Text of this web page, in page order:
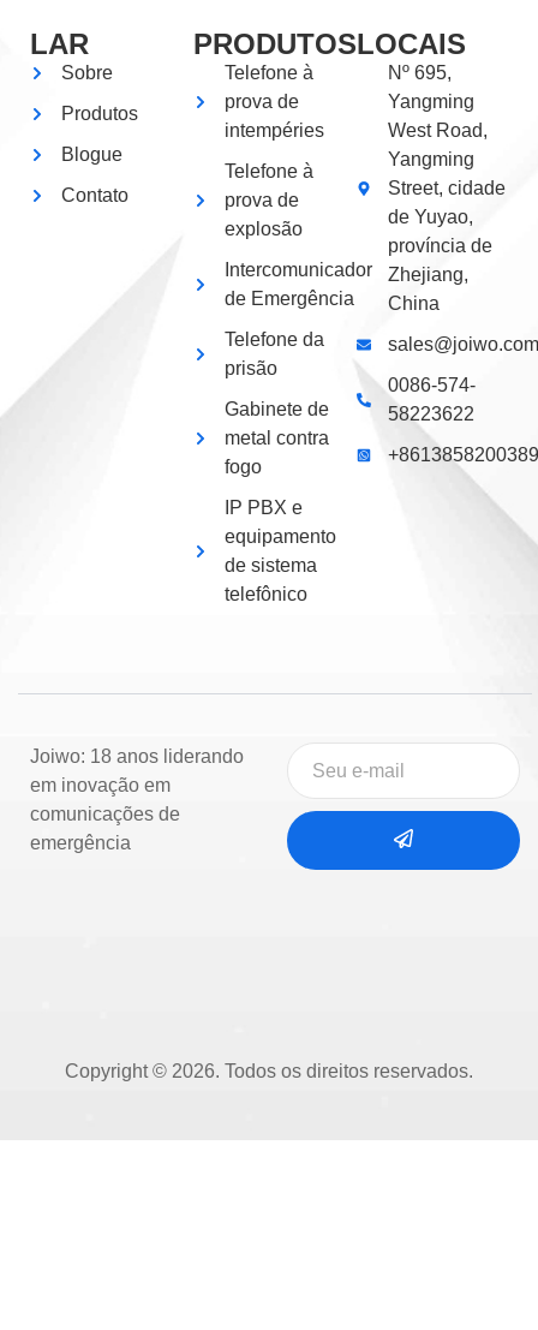
LAR
Sobre
Produtos
Blogue
Contato
PRODUTOS
Telefone à
prova de
intempéries
Telefone à
prova de
explosão
Intercomunicador
de Emergência
Telefone da
prisão
Gabinete de
metal contra
fogo
IP PBX e
equipamento
de sistema
telefônico
LOCAIS
Nº 695,
Yangming
West Road,
Yangming
Street, cidade
de Yuyao,
província de
Zhejiang,
China
sales@joiwo.com
0086-574-
58223622
+8613858200389
Joiwo: 18 anos liderando
em inovação em
comunicações de
emergência
Copyright © 2026. Todos os direitos reservados.